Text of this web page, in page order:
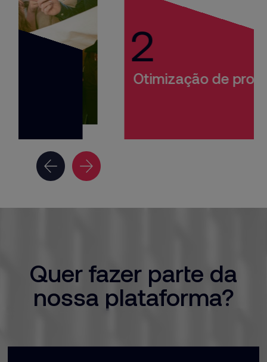
2
Otimização de processos
Quer fazer parte da
nossa plataforma?